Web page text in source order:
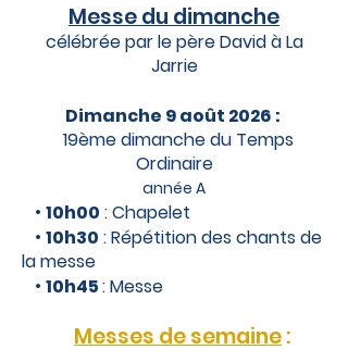
Messe du dimanche
célébrée par le père Davidà La
Jarrie
Dimanche 9 août 2026 :
19ème dimanche du Temps
Ordinaire
année A
• 10h00 : Chapelet​
​ • 10h30 : Répétition des chants de
la messe
• 10h45: Messe
Messes de semaine: